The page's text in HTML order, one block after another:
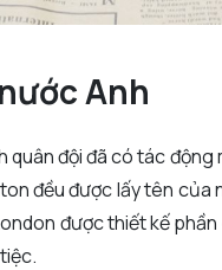
Anh
đội đã có tác
đều được lấy tên
được thiết kế